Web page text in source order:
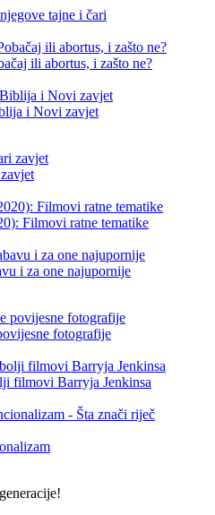
tajne i čari
ili abortus, i zašto ne?
i Novi zavjet
Filmovi ratne tematike
i za one najupornije
fotografije
filmovi Barryja Jenkinsa